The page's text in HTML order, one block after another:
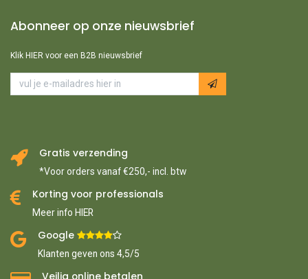
Abonneer op onze nieuwsbrief
Klik HIER voor een B2B nieuwsbrief
Gratis verzending
*Voor orders vanaf €250,- incl. btw
Korting voor professionals
Meer info HIER
Google ​
Klanten geven ons 4,5/5